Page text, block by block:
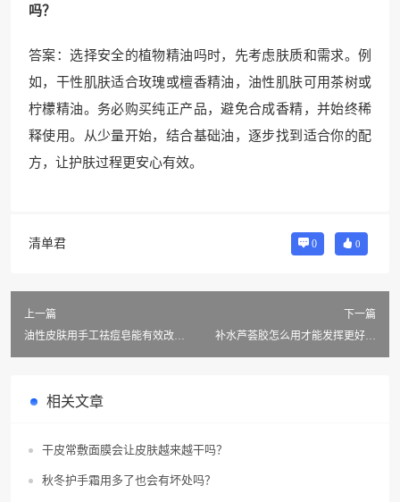
吗？
答案：选择安全的植物精油吗时，先考虑肤质和需求。例
如，干性肌肤适合玫瑰或檀香精油，油性肌肤可用茶树或
柠檬精油。务必购买纯正产品，避免合成香精，并始终稀
释使用。从少量开始，结合基础油，逐步找到适合你的配
方，让护肤过程更安心有效。
清单君 0 0
上一篇
油性皮肤用手工祛痘皂能有效改善
下一篇
补水芦荟胶怎么用才能发挥更好效
相关文章
干皮常敷面膜会让皮肤越来越干吗？
秋冬护手霜用多了也会有坏处吗？